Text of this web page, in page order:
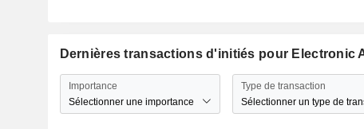
Dernières transactions d'initiés pour Electronic
Importance
Sélectionner une importance
Type de transaction
Sélectionner un type de